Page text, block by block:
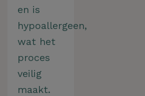
en is
hypoallergeen,
wat het
proces
veilig
maakt.